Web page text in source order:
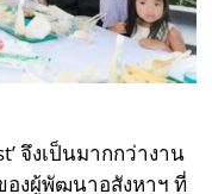
จึงเป็นมากกว่างาน
องผู้พัฒนาอสังหาฯ ที่